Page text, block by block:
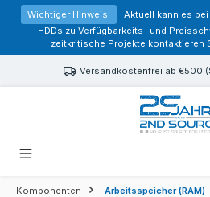
springen
Wichtiger Hinweis:
Aktuell kann es bei
HDDs zu Verfügbarkeits- und
zeitkritische Projekte kontaktieren
Versandkostenfrei ab €500
Komponenten Arbeitsspeicher (RAM)